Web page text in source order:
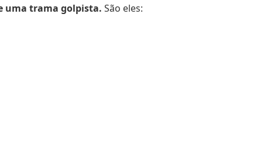
uma trama golpista. São eles: